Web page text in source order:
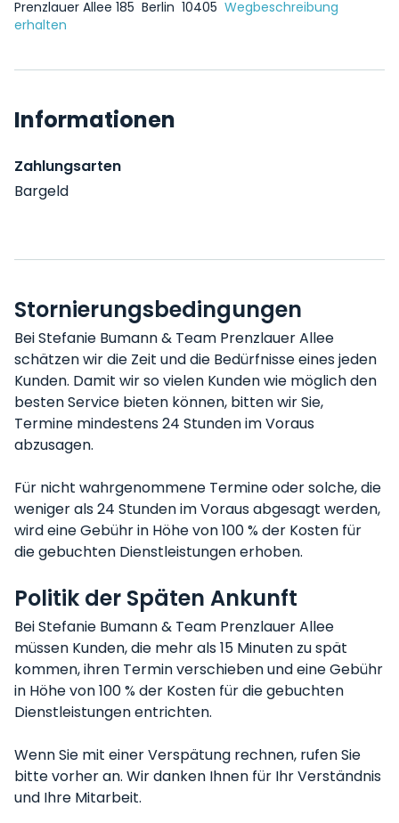
Prenzlauer Allee 185 Berlin 10405 Wegbeschreibung
erhalten
Informationen
Zahlungsarten
Bargeld
Stornierungsbedingungen
Bei Stefanie Bumann & Team Prenzlauer Allee
schätzen wir die Zeit und die Bedürfnisse eines jeden
Kunden. Damit wir so vielen Kunden wie möglich den
besten Service bieten können, bitten wir Sie,
Termine mindestens 24 Stunden im Voraus
abzusagen.
Für nicht wahrgenommene Termine oder solche, die
weniger als 24 Stunden im Voraus abgesagt werden,
wird eine Gebühr in Höhe von 100 % der Kosten für
die gebuchten Dienstleistungen erhoben.
Politik der Späten Ankunft
Bei Stefanie Bumann & Team Prenzlauer Allee
müssen Kunden, die mehr als 15 Minuten zu spät
kommen, ihren Termin verschieben und eine Gebühr
in Höhe von 100 % der Kosten für die gebuchten
Dienstleistungen entrichten.
Wenn Sie mit einer Verspätung rechnen, rufen Sie
bitte vorher an. Wir danken Ihnen für Ihr Verständnis
und Ihre Mitarbeit.